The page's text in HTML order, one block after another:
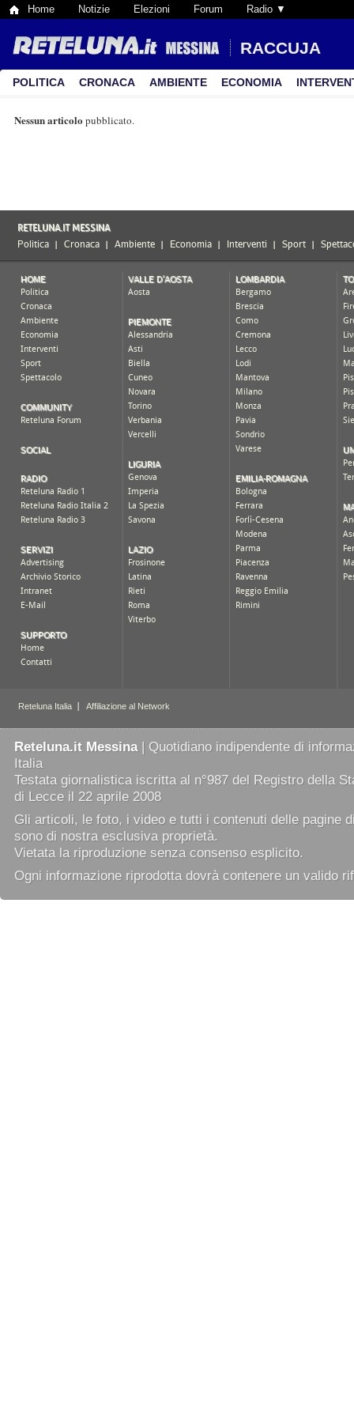
Home Notizie Elezioni Forum Radio ▼
RACCUJA
POLITICA CRONACA AMBIENTE ECONOMIA
Nessun articolo pubblicato.
Reteluna.it Messina| Quotidiano indipendente di
Italia
Testata giornalistica iscritta al n°987 del Registro della
di Lecce il 22 aprile 2008
Gli articoli, le foto, i video e tutti i contenuti delle pagine
sono di nostra esclusiva proprietà.
Vietata la riproduzione senza consenso esplicito.
Ogni informazione riprodotta dovrà contenere un valido